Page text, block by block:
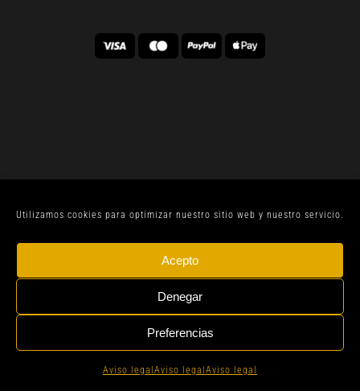
Utilizamos cookies para optimizar nuestro sitio web y nuestro servicio.
Acepto
Denegar
Preferencias
Aviso legal Aviso legal Aviso legal
LOS DERECHOS RESERVADOS | BY
InstagramWhatsapp